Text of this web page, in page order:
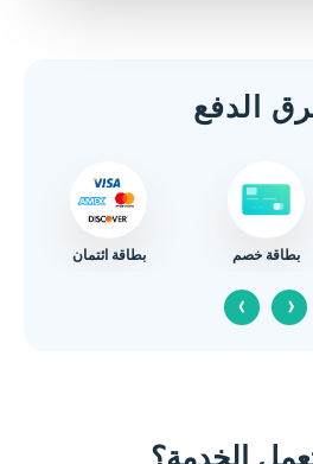
الدفع
بطاقة ائتمان بطاقة خصم
‹ ›